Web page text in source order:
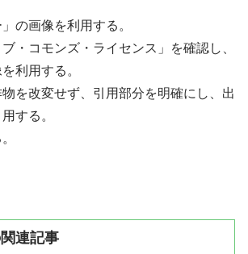
の画像を利用する。
・コモンズ・ライセンス」を確認し、
利用する。
物を改変せず、引用部分を明確にし、出
する。
連記事